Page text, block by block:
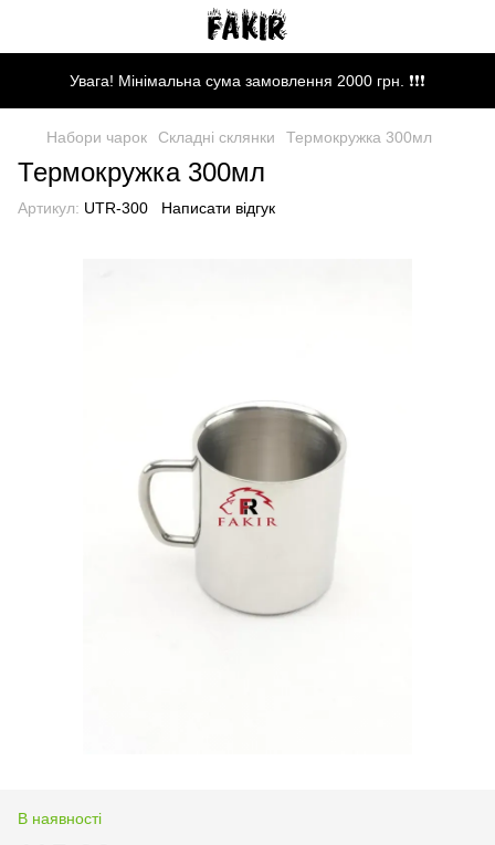
Увага! Мінімальна сума замовлення 2000 грн. ❗❗❗
Набори чарок Складні склянки Термокружка 300мл
Термокружка 300мл
Артикул: UTR-300 Написати відгук
В наявності